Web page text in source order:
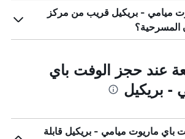
ميامي - بريكيل قريب من مركز
المسرحية؟
عند حجز الوفت باي
- بريكيل
باي ماريوت ميامي - بريكيل قابلة